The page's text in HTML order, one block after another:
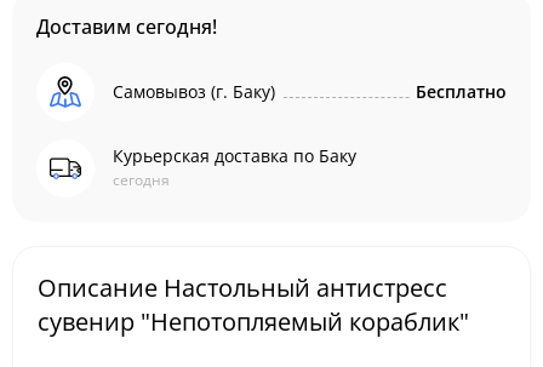
Доставим сегодня!
Самовывоз (г. Баку) Бесплатно
Курьерская доставка по Баку
сегодня
Описание Настольный антистресс
сувенир "Непотопляемый кораблик"